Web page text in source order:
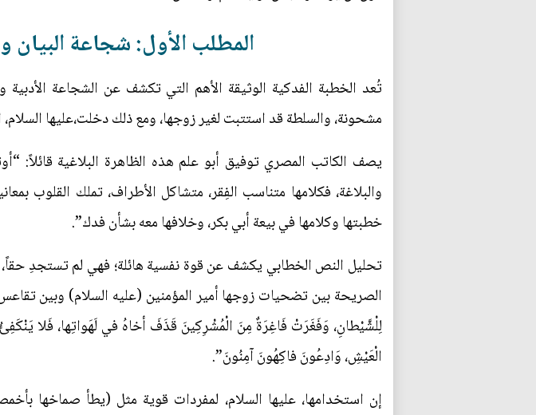
المطلب الأول: شجاعة
تُعد الخطبة الفدكية الوثيقة الأهم التي تكشف عن الشجاعة الأدبية
مشحونة، والسلطة قد استتبت لغير زوجها، ومع ذلك دخلت،عليها
يصف الكاتب المصري توفيق أبو علم هذه الظاهرة البلاغية قائلاً:
والبلاغة، فكلامها متناسب الفِقر، متشاكل الأطراف، تملك القلوب
خطبتها وكلامها في بيعة أبي بكر، وخلافها معه بشأن فدك”.
تحليل النص الخطابي يكشف عن قوة نفسية هائلة؛ فهي لم تستجدِ حقاً،
الصريحة بين تضحيات زوجها أمير المؤمنين (عليه السلام) وبين
لِلْشَّيْطانِ، وَفَغَرَتْ فَاغِرَةٌ مِنَ الْمُشْرِكِينَ قَذَفَ أخاهُ في لَهَواتِها، فَلا
الْعَيْشِ، وَادِعُونَ فاكِهُونَ آمِنُونَ”.
إن استخدامها، عليها السلام، لمفردات قوية مثل (يطأ صماخها